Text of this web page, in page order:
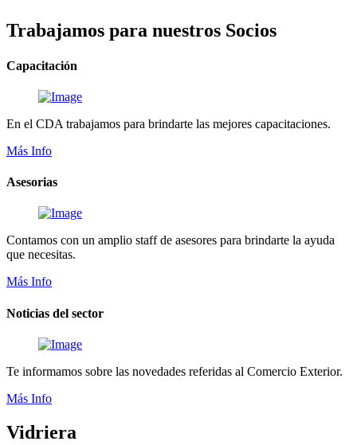
Trabajamos para nuestros Socios
Capacitación
En el CDA trabajamos para brindarte las mejores capacitaciones.
Más Info
Asesorias
Contamos con un amplio staff de asesores para brindarte la ayuda
que necesitas.
Más Info
Noticias del sector
Te informamos sobre las novedades referidas al Comercio Exterior.
Más Info
Vidriera